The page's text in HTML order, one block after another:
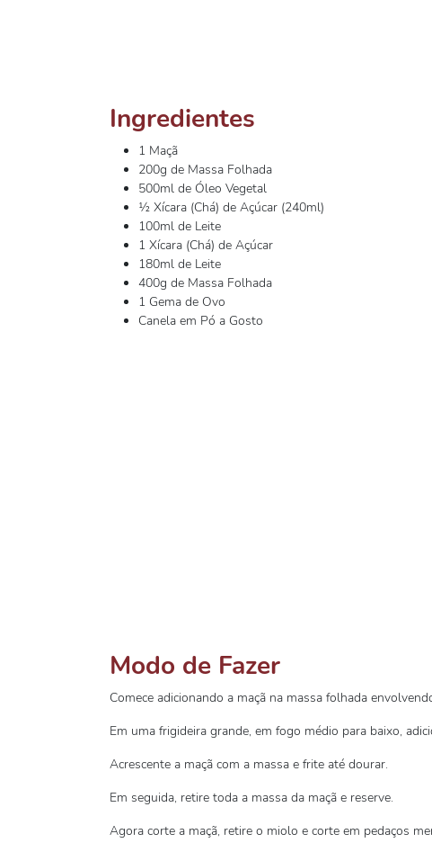
Ingredientes
1 Maçã
200g de Massa Folhada
500ml de Óleo Vegetal
½ Xícara (Chá) de Açúcar (240ml)
100ml de Leite
1 Xícara (Chá) de Açúcar
180ml de Leite
400g de Massa Folhada
1 Gema de Ovo
Canela em Pó a Gosto
Modo de Fazer
Comece adicionando a maçã na massa folhada
Em uma frigideira grande, em fogo médio para baixo,
Acrescente a maçã com a massa e frite até dourar.
Em seguida, retire toda a massa da maçã e reserve.
Agora corte a maçã, retire o miolo e corte em pedaços